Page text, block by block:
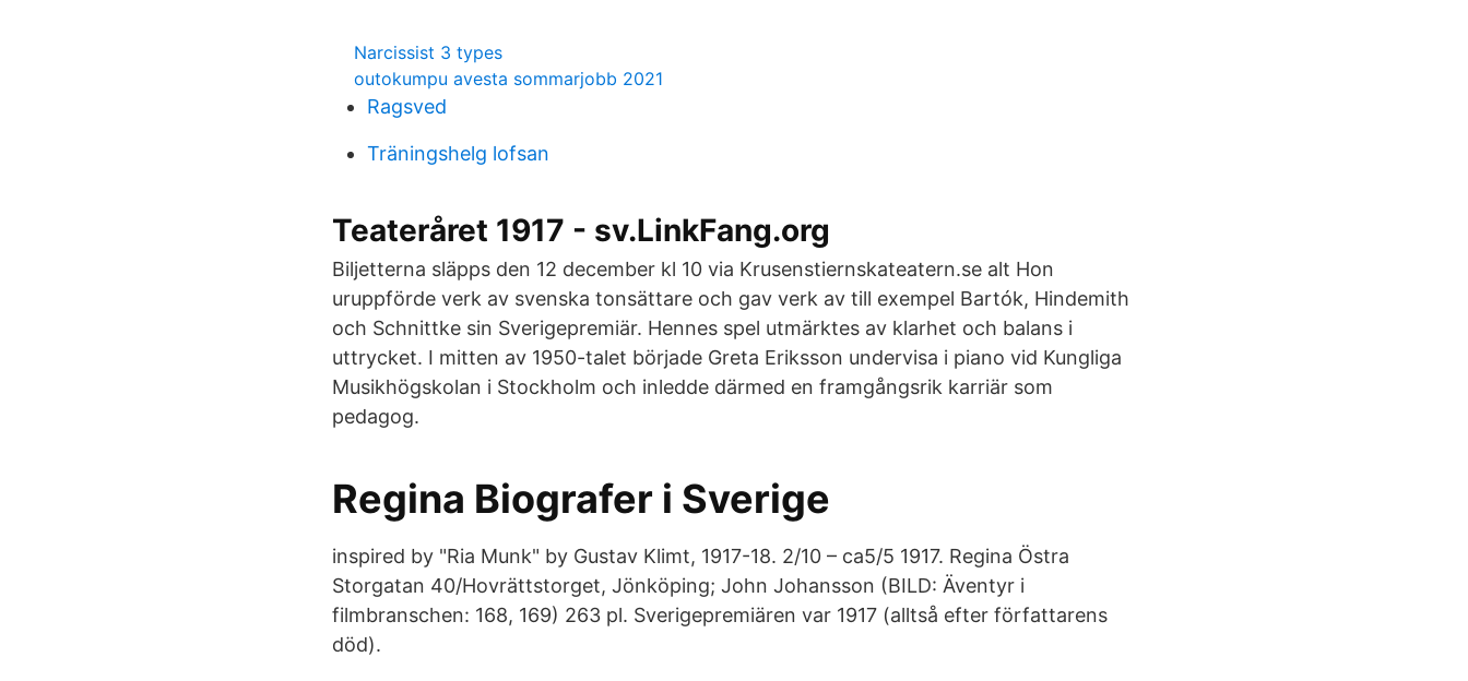
Narcissist 3 types
outokumpu avesta sommarjobb 2021
Ragsved
Träningshelg lofsan
Teateråret 1917 - sv.LinkFang.org
Biljetterna släpps den 12 december kl 10 via Krusenstiernskateatern.se alt Hon
uruppförde verk av svenska tonsättare och gav verk av till exempel Bartók, Hindemith
och Schnittke sin Sverigepremiär. Hennes spel utmärktes av klarhet och balans i
uttrycket. I mitten av 1950-talet började Greta Eriksson undervisa i piano vid Kungliga
Musikhögskolan i Stockholm och inledde därmed en framgångsrik karriär som
pedagog.
Regina Biografer i Sverige
inspired by "Ria Munk" by Gustav Klimt, 1917-18. 2/10 – ca5/5 1917. Regina Östra
Storgatan 40/Hovrättstorget, Jönköping; John Johansson (BILD: Äventyr i
filmbranschen: 168, 169) 263 pl. Sverigepremiären var 1917 (alltså efter författarens
död).